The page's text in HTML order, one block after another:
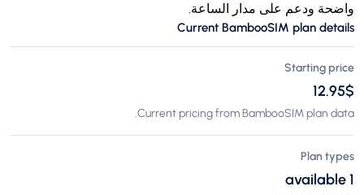
واضحة ودعم على مدار الساعة.
Current BambooSIM plan details
Starting price
$‏12.95
Current pricing from BambooSIM plan data.
Plan types
1 available